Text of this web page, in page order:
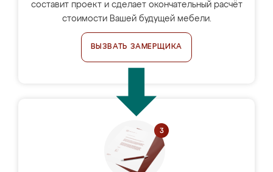
составит проект и сделает окончательный расчёт
стоимости Вашей будущей мебели.
ВЫЗВАТЬ ЗАМЕРЩИКА